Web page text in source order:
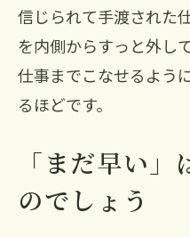
信じられて手渡された
を内側からすっと外し
仕事までこなせるよう
るほどです。
「まだ早い
のでしょう